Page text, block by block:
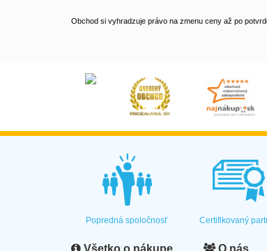
Obchod si vyhradzuje právo na zmenu ceny až po
Popredná spoločnosť Certifikovaný
Všetko o nákupe O nás